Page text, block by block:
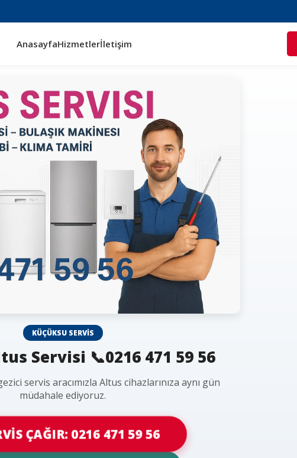
AnasayfaHizmetlerİletişim
KÜÇÜKSU SERVIS
Servisi 📞0216 471 59 56
servis aracımızla Altus cihazlarınıza aynı gün
müdahale ediyoruz.
ÇAĞIR: 0216 471 59 56